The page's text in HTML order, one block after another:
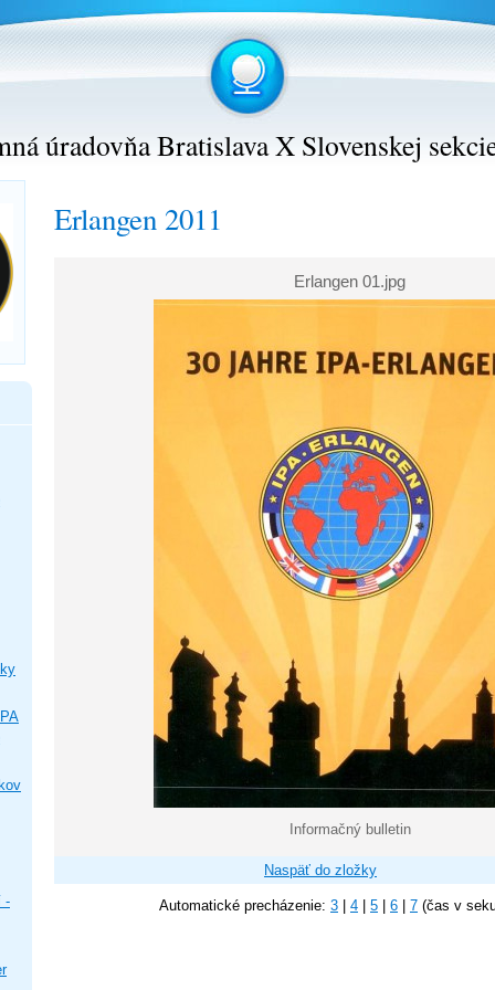
úradovňa Bratislava X Slovenskej
Erlangen 2011
Erlangen 01.jpg
Informačný bulletin
Naspäť do zložky
Automatické precházenie: 3 4 5 6 7 (čas v
-